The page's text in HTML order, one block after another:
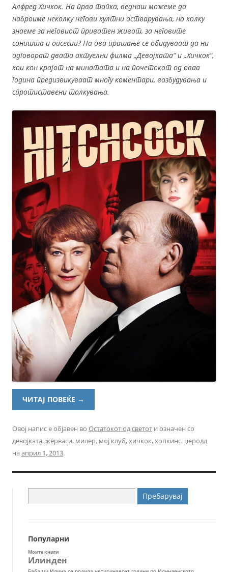
Алфред Хичкок. На прва топка, веднаш можеме да
наброиме неколку негови култни остварувања, но колку
знаеме за неговиот приватен живот, за неговите
соништа и опсесии? На ова прашање се обидуваат да ни
одговорат двата актуелни филма „Девојката“ и „Хичкок“,
кои кон крајот на минатата и на почетокот од оваа
година предизвикуваат многу коментари, возбудувања и
спротиставени толкувања.
ЧИТАЈ ПОВЕЌЕ →
Овој напис е објавен во Остатокот од светот и означен со
девојката,жерваси, милер, мој клуб,хичкок,хопкинс, џеролд
на април 1, 2013.
за:
Популарни